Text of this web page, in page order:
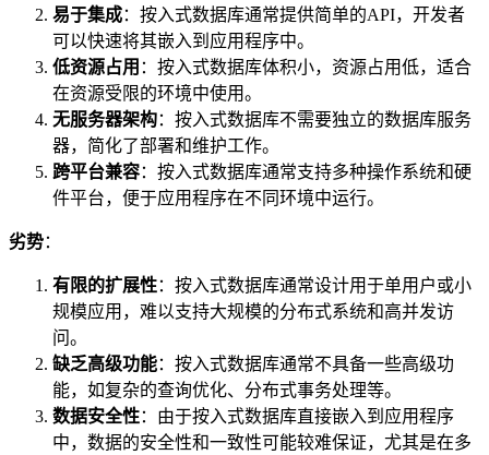
易于集成：按入式数据库通常提供简单的API，开发者
可以快速将其嵌入到应用程序中。
低资源占用 ：按入式数据库体积小，资源占用低，适合
在资源受限的环境中使用。
无服务器架构：按入式数据库不需要独立的数据库服务
器，简化了部署和维护工作。
跨平台兼容：按入式数据库通常支持多种操作系统和硬
件平台，便于应用程序在不同环境中运行。
劣势：
有限的扩展性：按入式数据库通常设计用于单用户或小
规模应用，难以支持大规模的分布式系统和高并发访
问。
缺乏高级功能：按入式数据库通常不具备一些高级功
能，如复杂的查询优化、分布式事务处理等。
数据安全性：由于按入式数据库直接嵌入到应用程序
中，数据的安全性和一致性可能较难保证，尤其是在多